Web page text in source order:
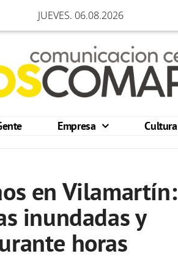
JUEVES. 06.08.2026
Empresa Cultura
en Vilamartín:
inundadas y
horas